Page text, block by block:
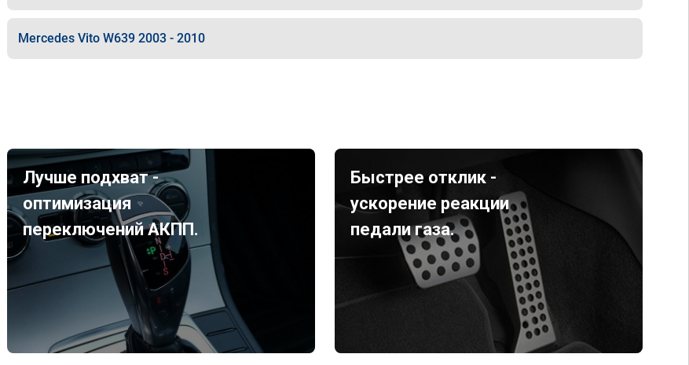
Mercedes Vito W639 2003 - 2010
Лучше подхват -
оптимизация
переключений АКПП.
Быстрее отклик -
ускорение реакции
педали газа.